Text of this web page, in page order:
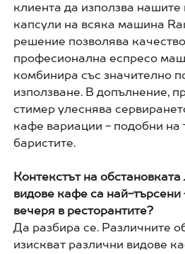
клиента да използва
капсули на всяка машина
решение позволява
професионална еспресо
комбинира със значително
използване. В допълнение,
стимер улеснява
кафе вариации - подобни на
баристите.
Контекстът на обстановката
видове кафе са най-търсени
вечеря в ресторантите?
Да разбира се. Различните
изискват различни видове